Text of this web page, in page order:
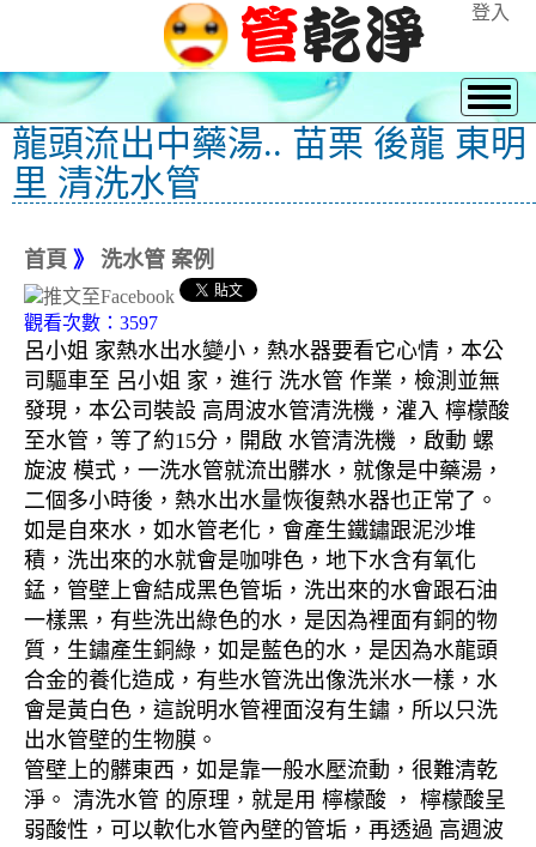
登入
龍頭流出中藥湯.. 苗栗 後龍 東明
里 清洗水管
首頁 》 洗水管 案例
觀看次數：3597
呂小姐 家熱水出水變小，熱水器要看它心情，本公
司驅車至 呂小姐 家，進行 洗水管 作業，檢測並無
發現，本公司裝設 高周波水管清洗機，灌入 檸檬酸
至水管，等了約15分，開啟 水管清洗機 ，啟動 螺
旋波 模式，一洗水管就流出髒水，就像是中藥湯，
二個多小時後，熱水出水量恢復熱水器也正常了。
如是自來水，如水管老化，會產生鐵鏽跟泥沙堆
積，洗出來的水就會是咖啡色，地下水含有氧化
錳，管壁上會結成黑色管垢，洗出來的水會跟石油
一樣黑，有些洗出綠色的水，是因為裡面有銅的物
質，生鏽產生銅綠，如是藍色的水，是因為水龍頭
合金的養化造成，有些水管洗出像洗米水一樣，水
會是黃白色，這說明水管裡面沒有生鏽，所以只洗
出水管壁的生物膜。
管壁上的髒東西，如是靠一般水壓流動，很難清乾
淨。 清洗水管 的原理，就是用 檸檬酸 ， 檸檬酸呈
弱酸性，可以軟化水管內壁的管垢，再透過 高週波